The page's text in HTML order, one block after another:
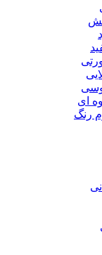
ای
رنگ